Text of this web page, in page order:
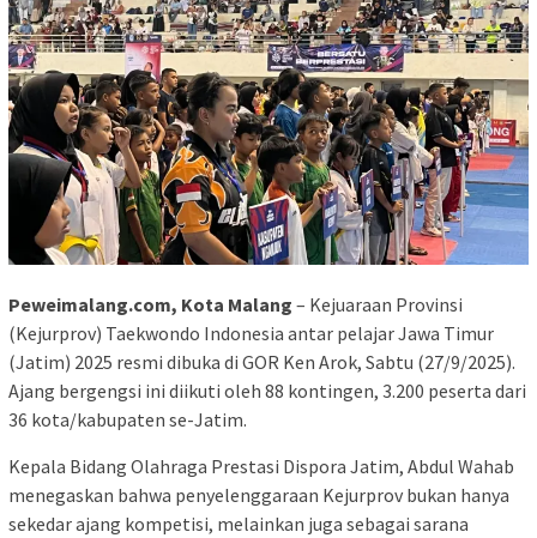
Peweimalang.com, Kota Malang – Kejuaraan Provinsi
(Kejurprov) Taekwondo Indonesia antar pelajar Jawa Timur
(Jatim) 2025 resmi dibuka di GOR Ken Arok, Sabtu (27/9/2025).
Ajang bergengsi ini diikuti oleh 88 kontingen, 3.200 peserta dari
36 kota/kabupaten se-Jatim.
Kepala Bidang Olahraga Prestasi Dispora Jatim, Abdul Wahab
menegaskan bahwa penyelenggaraan Kejurprov bukan hanya
sekedar ajang kompetisi, melainkan juga sebagai sarana